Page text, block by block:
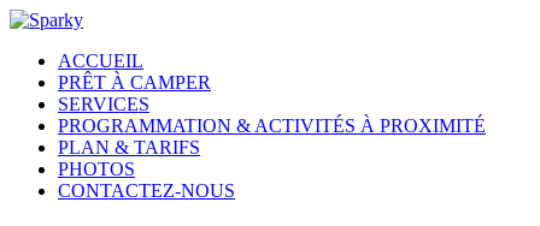
ACCUEIL
PRÊT À CAMPER
SERVICES
PROGRAMMATION & ACTIVITÉS À PROXIMITÉ
PLAN & TARIFS
PHOTOS
CONTACTEZ-NOUS